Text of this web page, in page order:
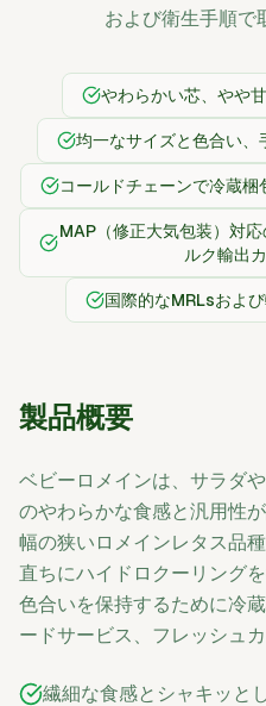
および衛生手順で
やわらかい芯、やや
均一なサイズと色合い、
コールドチェーンで冷蔵
MAP（修正大気包装）対
ルク輸出
国際的なMRLsおよ
製品概要
ベビーロメインは、サラダ
のやわらかな食感と汎用性
幅の狭いロメインレタス品
直ちにハイドロクーリング
色合いを保持するために冷
ードサービス、フレッシュ
繊細な食感とシャキッと